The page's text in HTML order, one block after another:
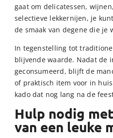
gaat om delicatessen,
selectieve lekkernijen, je
de smaak van degene die je
In tegenstelling tot
blijvende waarde. Nadat de
geconsumeerd, blijft de
of praktisch item voor in
kado dat nog lang na de
Hulp nodig
van een leuke